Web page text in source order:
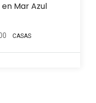
Mar Azul
CASAS